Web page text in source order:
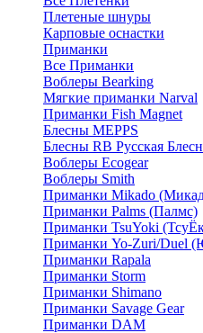
Плетеные шнуры
Карповые оснастки
Приманки
Все Приманки
Воблеры Bearking
Мягкие приманки Narval
Приманки Fish Magnet
Блесны MEPPS
Блесны RB Русская
Воблеры Ecogear
Воблеры Smith
Приманки Mikado
Приманки Palms (Палмс)
Приманки TsuYoki
Приманки Yo-Zuri/Duel
Приманки Rapala
Приманки Storm
Приманки Shimano
Приманки Savage Gear
Приманки DAM